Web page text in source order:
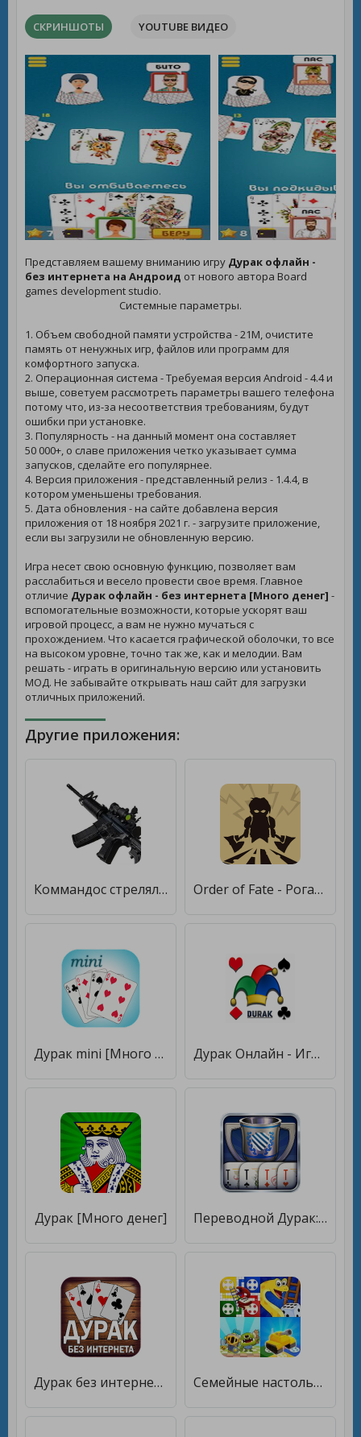
СКРИНШОТЫ YOUTUBE ВИДЕО
Представляем вашему вниманию игру Дурак офлайн -
без интернета на Андроид от нового автора Board
games development studio.
Системные параметры.
1. Объем свободной памяти устройства - 21M, очистите
память от ненужных игр, файлов или программ для
комфортного запуска.
2. Операционная система - Требуемая версия Android - 4.4 и
выше, советуем рассмотреть параметры вашего телефона
потому что, из-за несоответствия требованиям, будут
ошибки при установке.
3. Популярность - на данный момент она составляет
50 000+, о славе приложения четко указывает сумма
запусков, сделайте его популярнее.
4. Версия приложения - представленный релиз - 1.4.4, в
котором уменьшены требования.
5. Дата обновления - на сайте добавлена версия
приложения от 18 ноября 2021 г. - загрузите приложение,
если вы загрузили не обновленную версию.
Игра несет свою основную функцию, позволяет вам
расслабиться и весело провести свое время. Главное
отличие Дурак офлайн - без интернета [Много денег] -
вспомогательные возможности, которые ускорят ваш
игровой процесс, а вам не нужно мучаться с
прохождением. Что касается графической оболочки, то все
на высоком уровне, точно так же, как и мелодии. Вам
решать - играть в оригинальную версию или установить
МОД. Не забывайте открывать наш сайт для загрузки
отличных приложений.
Другие приложения:
Коммандос стрелялка офлайн [Много денег] Order of Fate - Рогалик Офлайн [Много денег]
Дурак mini [Много денег] Дурак Онлайн - Играть без интернета [Много монет]
Дурак [Много денег] Переводной Дурак: Чемпионат онлайн [Много денег]
Дурак без интернета и онлайн [Много монет] Семейные настольные игры все в одном офлайн [Бесплатные покупки]